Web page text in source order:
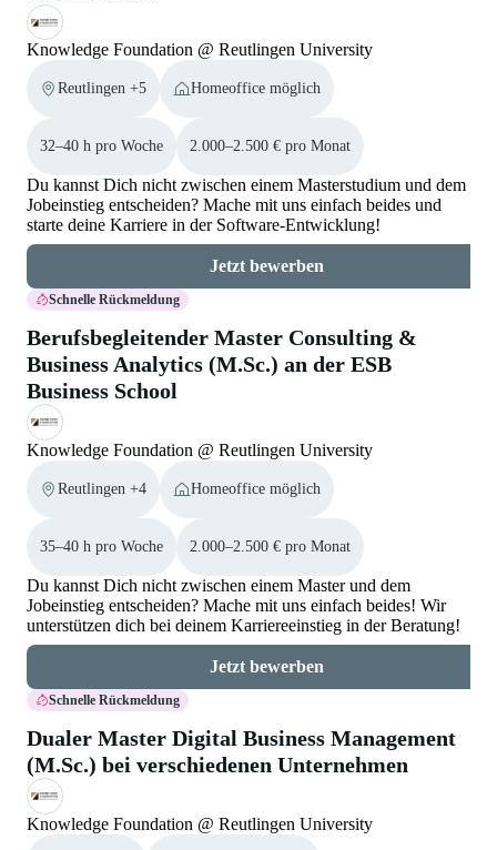
Knowledge Foundation @ Reutlingen University
Reutlingen +5 Homeoffice möglich
32–40 h pro Woche 2.000–2.500 € pro Monat
Du kannst Dich nicht zwischen einem Masterstudium und dem
Jobeinstieg entscheiden? Mache mit uns einfach beides und
starte deine Karriere in der Software-Entwicklung!
Jetzt bewerben
Schnelle Rückmeldung
Berufsbegleitender Master Consulting &
Business Analytics (M.Sc.) an der ESB
Business School
Knowledge Foundation @ Reutlingen University
Reutlingen +4 Homeoffice möglich
35–40 h pro Woche 2.000–2.500 € pro Monat
Du kannst Dich nicht zwischen einem Master und dem
Jobeinstieg entscheiden? Mache mit uns einfach beides! Wir
unterstützen dich bei deinem Karriereeinstieg in der Beratung!
Jetzt bewerben
Schnelle Rückmeldung
Dualer Master Digital Business Management
(M.Sc.) bei verschiedenen Unternehmen
Knowledge Foundation @ Reutlingen University